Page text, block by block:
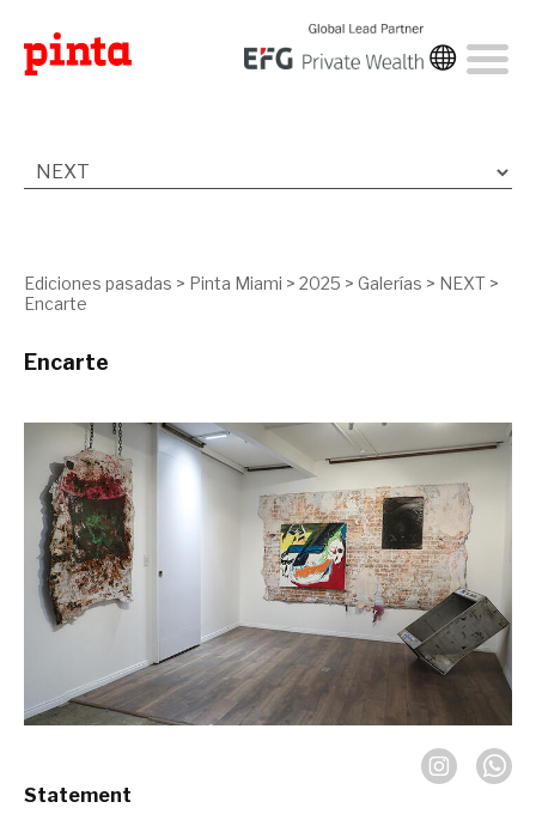
Ediciones pasadas > Pinta Miami > 2025 > Galerías > NEXT >
Encarte
Encarte
Statement